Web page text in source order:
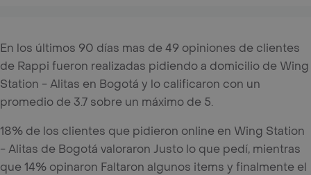
En los últimos 90 días mas de 49 opiniones de clientes
de Rappi fueron realizadas pidiendo a domicilio de Wing
Station - Alitas en Bogotá y lo calificaron con un
promedio de 3.7 sobre un máximo de 5.
18% de los clientes que pidieron online en Wing Station
- Alitas de Bogotá valoraron Justo lo que pedí, mientras
que 14% opinaron Faltaron algunos items y finalmente el